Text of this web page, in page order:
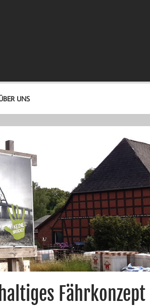
UNS
Fährkonzept